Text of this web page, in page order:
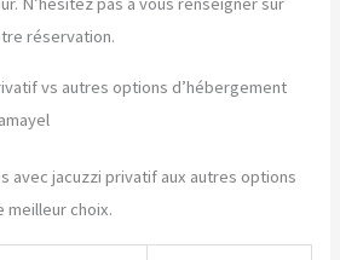
réservation.
vs autres options d’hébergement
avec jacuzzi privatif aux autres options
meilleur choix.